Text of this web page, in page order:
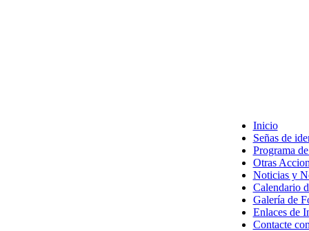
Inicio
Señas de
Programa
Otras
Noticias y
Calendario
Galería de
Enlaces de
Contacte